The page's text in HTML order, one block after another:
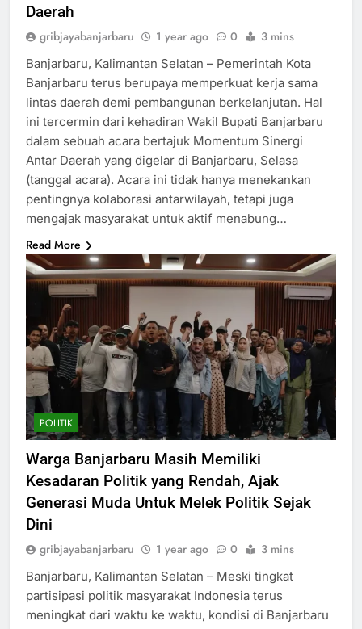
Daerah
gribjayabanjarbaru 1 year ago 0 3 mins
Banjarbaru, Kalimantan Selatan – Pemerintah Kota
Banjarbaru terus berupaya memperkuat kerja sama
lintas daerah demi pembangunan berkelanjutan. Hal
ini tercermin dari kehadiran Wakil Bupati Banjarbaru
dalam sebuah acara bertajuk Momentum Sinergi
Antar Daerah yang digelar di Banjarbaru, Selasa
(tanggal acara). Acara ini tidak hanya menekankan
pentingnya kolaborasi antarwilayah, tetapi juga
mengajak masyarakat untuk aktif menabung…
Read More
POLITIK
Warga Banjarbaru Masih Memiliki
Kesadaran Politik yang Rendah, Ajak
Generasi Muda Untuk Melek Politik Sejak
Dini
gribjayabanjarbaru 1 year ago 0 3 mins
Banjarbaru, Kalimantan Selatan – Meski tingkat
partisipasi politik masyarakat Indonesia terus
meningkat dari waktu ke waktu, kondisi di Banjarbaru